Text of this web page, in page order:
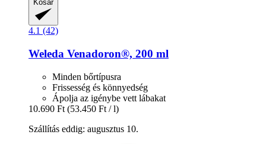
Kosár
4.1 (42)
Weleda Venadoron®, 200 ml
Minden bőrtípusra
Frissesség és könnyedség
Ápolja az igénybe vett lábakat
10.690 Ft (53.450 Ft / l)
Szállítás eddig: augusztus 10.